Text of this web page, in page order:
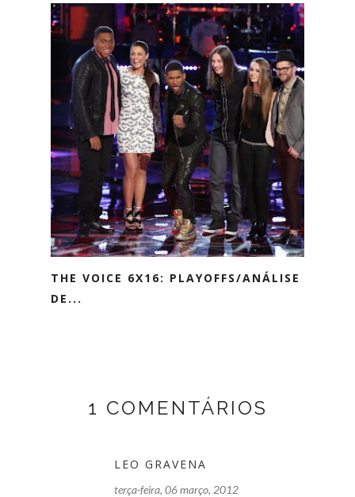
THE VOICE 6X16: PLAYOFFS/ANÁLISE
DE...
1 COMENTÁRIOS
LEO GRAVENA
terça-feira, 06 março, 2012